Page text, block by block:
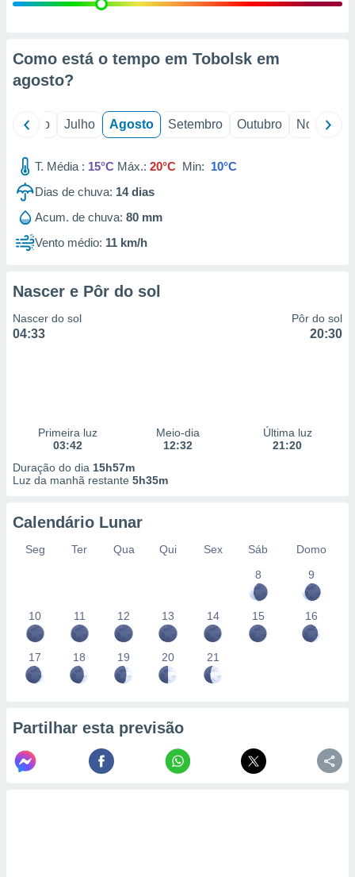
estudos
1199
Como está o tempo em Tobolsk em
agosto?
Junho Julho Agosto Setembro Outubro Novembro
T. Média : 15°C Máx.: 20°C Min: 10°C
Dias de chuva: 14dias
Acum. de chuva: 80 mm
Vento médio: 11 km/h
Nascer e Pôr do sol
Nascer do sol
04:33
Pôr do sol
20:30
Primeira luz
03:42
Meio-dia
12:32
Última luz
21:20
Duração do dia 15h57m
Luz da manhã restante 5h35m
Calendário Lunar
Seg Ter Qua Qui Sex Sáb
Domo
8
9
10 11 12 13 14 15 16
17 18 19 20 21
Partilhar esta previsão